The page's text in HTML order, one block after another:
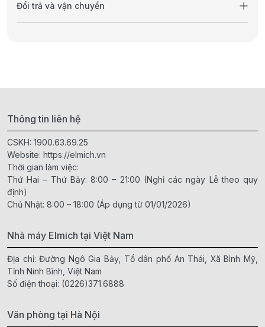
Đổi trả và vận chuyển
Thông tin liên hệ
CSKH: 1900.63.69.25
Website: https://elmich.vn
Thời gian làm việc:
Thứ Hai – Thứ Bảy: 8:00 – 21:00 (Nghỉ các ngày Lễ theo quy
định)
Chủ Nhật: 8:00 – 18:00 (Áp dụng từ 01/01/2026)
Nhà máy Elmich tại Việt Nam
Địa chỉ: Đường Ngô Gia Bảy, Tổ dân phố An Thái, Xã Bình Mỹ,
Tỉnh Ninh Bình, Việt Nam
Số điện thoại: (0226)371.6888
Văn phòng tại Hà Nội